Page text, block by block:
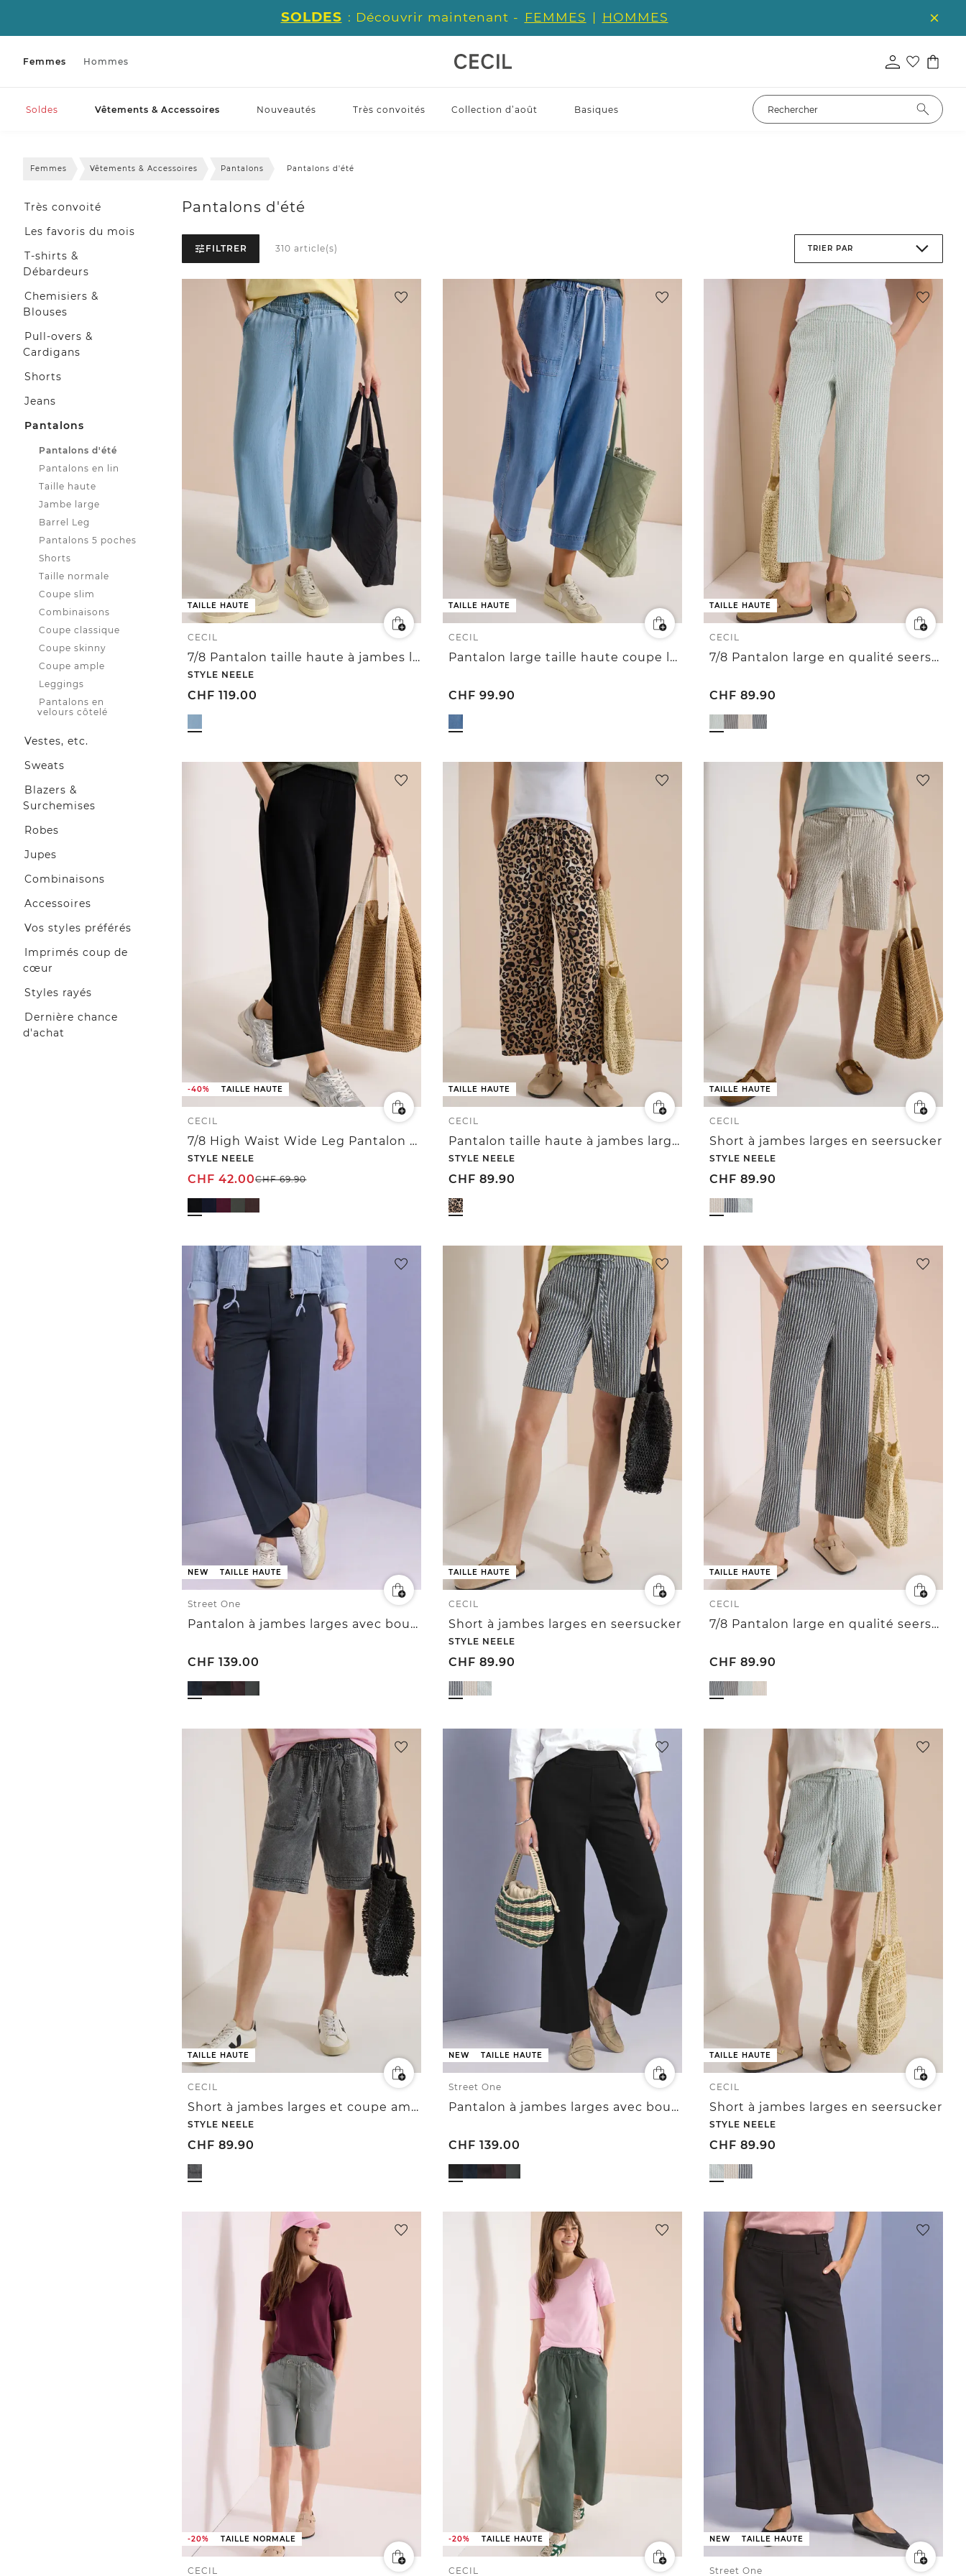
SOLDES : Découvrir maintenant - FEMMES | HOMMES
Femmes Hommes
Soldes Vêtements & Accessoires Nouveautés Très convoités Collection d’août Basiques
Femmes Vêtements & Accessoires Pantalons Pantalons d'été
Très convoité
Les favoris du mois
T-shirts &
Débardeurs
Chemisiers &
Blouses
Pull-overs &
Cardigans
Shorts
Jeans
Pantalons
Pantalons d'été
Pantalons en lin
Taille haute
Jambe large
Barrel Leg
Pantalons 5 poches
Shorts
Taille normale
Coupe slim
Combinaisons
Coupe classique
Coupe skinny
Coupe ample
Leggings
Pantalons en
velours côtelé
Vestes, etc.
Sweats
Blazers &
Surchemises
Robes
Jupes
Combinaisons
Accessoires
Vos styles préférés
Imprimés coup de
cœur
Styles rayés
Dernière chance
d'achat
Pantalons d'été
FILTRER 310 article(s) TRIER PAR
TAILLE HAUTE
CECIL
7/8 Pantalon taille haute à jambes larges, look délavé
STYLE NEELE
CHF 119.00
TAILLE HAUTE
CECIL
Pantalon large taille haute coupe loose
CHF 99.90
TAILLE HAUTE
CECIL
7/8 Pantalon large en qualité seersucker
CHF 89.90
-40% TAILLE HAUTE
CECIL
7/8 High Waist Wide Leg Pantalon Loose Fit
STYLE NEELE
CHF 42.00CHF69.90
TAILLE HAUTE
CECIL
Pantalon taille haute à jambes larges avec imprimé léopard
STYLE NEELE
CHF 89.90
TAILLE HAUTE
CECIL
Short à jambes larges en seersucker
STYLE NEELE
CHF 89.90
NEW TAILLE HAUTE
Street One
Pantalon à jambes larges avec boutons décoratifs
CHF 139.00
TAILLE HAUTE
CECIL
Short à jambes larges en seersucker
STYLE NEELE
CHF 89.90
TAILLE HAUTE
CECIL
7/8 Pantalon large en qualité seersucker
CHF 89.90
TAILLE HAUTE
CECIL
Short à jambes larges et coupe ample
STYLE NEELE
CHF 89.90
NEW TAILLE HAUTE
Street One
Pantalon à jambes larges avec boutons décoratifs
CHF 139.00
TAILLE HAUTE
CECIL
Short à jambes larges en seersucker
STYLE NEELE
CHF 89.90
-20% TAILLE NORMALE
CECIL
-20% TAILLE HAUTE
CECIL
NEW TAILLE HAUTE
Street One